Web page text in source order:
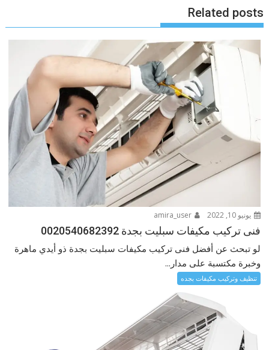
Related posts
يونيو 10, 2022 amira_user
فنى تركيب مكيفات سبليت بجدة 0020540682392
لو تبحث عن أفضل فنى تركيب مكيفات سبليت بجدة ذو أيدي ماهرة
وخبرة مكتسبة على مدار...
تنظيف وتركيب مكيفات بجده